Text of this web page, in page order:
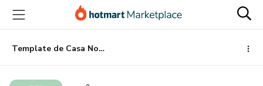
para
conteúdo
principal
para
pagamento
para
rodapé
Template de Casa Nova - Organizze-se